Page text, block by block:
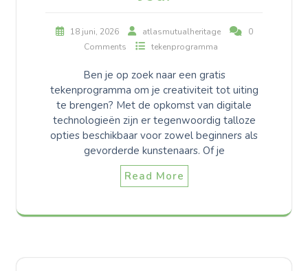
18 juni, 2026 atlasmutualheritage
0
Comments
tekenprogramma
Ben je op zoek naar een gratis
tekenprogramma om je creativiteit tot uiting
te brengen? Met de opkomst van digitale
technologieën zijn er tegenwoordig talloze
opties beschikbaar voor zowel beginners als
gevorderde kunstenaars. Of je
Read More